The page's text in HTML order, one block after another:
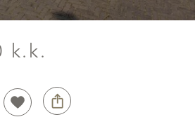
k.k.